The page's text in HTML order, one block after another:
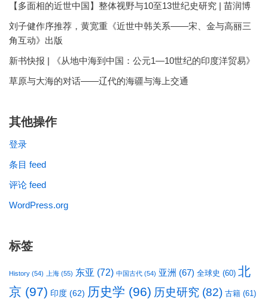
【多面相的近世中国】整体视野与10至13世纪史研究 | 苗润博
刘子健作序推荐，黄宽重《近世中韩关系——宋、金与高丽三
角互动》出版
新书快报 | 《从地中海到中国：公元1—10世纪的印度洋贸易》
草原与大海的对话——辽代的海疆与海上交通
其他操作
登录
条目 feed
评论 feed
WordPress.org
标签
History (54) 上海 (55) 东亚 (72) 中国古代 (54) 亚洲 (67) 全球史 (60) 北
京 (97) 印度 (62) 历史学 (96) 历史研究 (82) 古籍 (61)